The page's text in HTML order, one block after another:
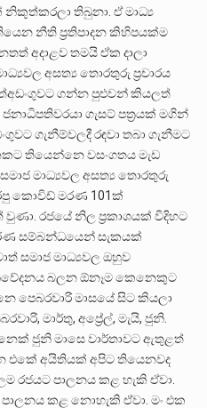
නිකුත්කරලා තිබුනා. ඒ මාධ්‍ය
නීති ප්‍රතිපාදන කිහිපයක්ම
අදාළව තමයි ඒක දාලා
අසත්‍ය තොරතුරු ප්‍රචාරය
ගන්න පුළුවන් කියලත්
ගැසට් පත්‍රයක් මගින්
ගැනීම්වලදී රඳවා තබා ගැනීමට
තියෙන්නෙ වසංගතය මැඩ
මාධ්‍යවල අසත්‍ය තොරතුරු
කොවිඩ් මරණ 101ක්
රජයේ නිල ප්‍රකාශයක් විදිහට
සම්බන්ධයෙන් සැකයක්
සමාජ මාධ්‍යවල ඔහුව
බලන ඕනෑම කෙනෙකුට
පෙබරවාරි මාසයේ සිට කියලා
මාර්තු, අප්‍රේල්, මැයි, ජුනි.
ජුනි මාසෙ වාර්තාවට ඇතුළත්
අයිතියක් අපිට තියෙනවද
රජයට පාලනය කළ හැකි ඒවා.
කළ නොහැකි ඒවා. මං එක